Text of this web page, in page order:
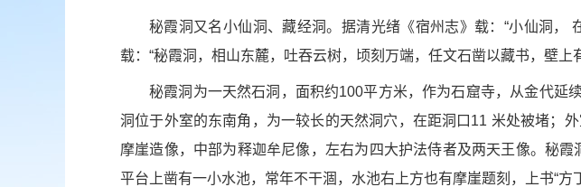
秘霞洞又名小仙洞、藏经洞。据清光绪《宿州志》载：“小仙洞，
载：“秘霞洞，相山东麓，吐吞云树，顷刻万端，任文石凿以藏书，壁上
秘霞洞为一天然石洞，面积约100平方米，作为石窟寺，从金代延
洞位于外室的东南角，为一较长的天然洞穴，在距洞口11 米处被堵；
摩崖造像，中部为释迦牟尼像，左右为四大护法侍者及两天王像。秘
平台上凿有一小水池，常年不干涸，水池右上方也有摩崖题刻，上书“